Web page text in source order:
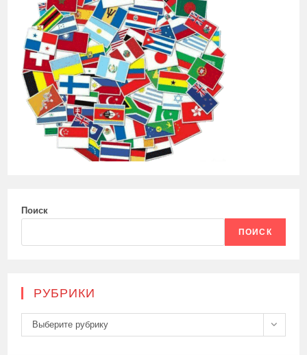
Поиск
ПОИСК
РУБРИКИ
Рубрики
Выберите рубрику